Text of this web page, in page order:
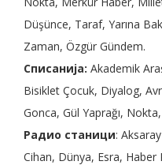
Düşünce, Taraf, Yarına
Zaman, Özgür Gündem.
Списанија: Akademik
Bisiklet Çocuk, Diyalog,
Gonca, Gül Yaprağı,
Радио станици:
Cihan, Dünya, Esra, Haber